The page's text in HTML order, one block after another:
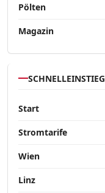
Pölten
Magazin
SCHNELLEINSTIEG
Start
Stromtarife
Wien
Linz